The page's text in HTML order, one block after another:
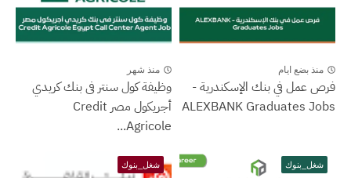
منذ بضع ايام
فرص عمل في بنك الإسكندرية -
ALEXBANK Graduates Jobs
منذ شهر
وظيفة كول سنتر فى بنك كريدي
أجريكول مصر Credit
Agricole...
شغل_بنوك شغل_بنوك